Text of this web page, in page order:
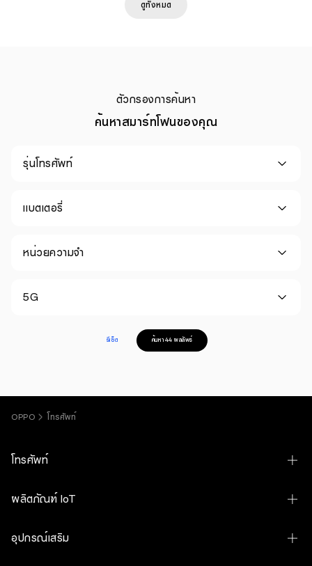
ดูทั้งหมด
ตัวกรองการค้นหา
ค้นหาสมาร์ทโฟนของคุณ
รุ่นโทรศัพท์
แบตเตอรี่
หน่วยความจำ
5G
รีเซ็ต ค้นหา 44 ผลลัพธ์
OPPO โทรศัพท์
โทรศัพท์
OPPO Find N6
OPPO Find X9s
ผลิตภัณฑ์ IoT
OPPO Pad 5 Matte Display Edition
อุปกรณ์เสริม